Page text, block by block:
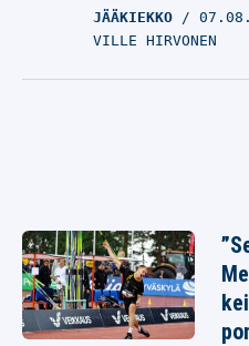
JÄÄKIEKKO
VILLE HIRVONEN